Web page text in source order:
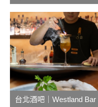
台北酒吧｜Westland